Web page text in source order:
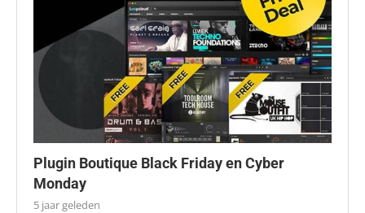
Plugin Boutique Black Friday en Cyber
Monday
5 jaar geleden